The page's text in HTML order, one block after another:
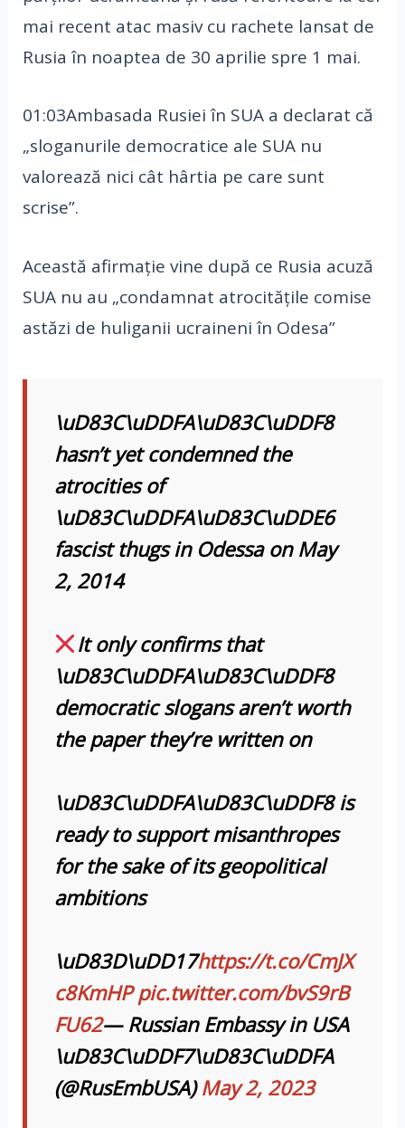
mai recent atac masiv cu rachete lansat de
Rusia în noaptea de 30 aprilie spre 1 mai.
01:03Ambasada Rusiei în SUA a declarat că
„sloganurile democratice ale SUA nu
valorează nici cât hârtia pe care sunt
scrise”.
Această afirmație vine după ce Rusia acuză
SUA nu au „condamnat atrocitățile comise
astăzi de huliganii ucraineni în Odesa”
\uD83C\uDDFA\uD83C\uDDF8
hasn’t yet condemned the
atrocities of
\uD83C\uDDFA\uD83C\uDDE6
fascist thugs in Odessa on May
2, 2014
It only confirms that
\uD83C\uDDFA\uD83C\uDDF8
democratic slogans aren’t worth
the paper they’re written on
\uD83C\uDDFA\uD83C\uDDF8 is
ready to support misanthropes
for the sake of its geopolitical
ambitions
\uD83D\uDD17https://t.co/CmJX
c8KmHP pic.twitter.com/bvS9rB
FU62— Russian Embassy in USA
\uD83C\uDDF7\uD83C\uDDFA
(@RusEmbUSA)May 2, 2023